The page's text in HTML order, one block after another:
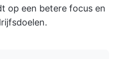
op een betere focus en